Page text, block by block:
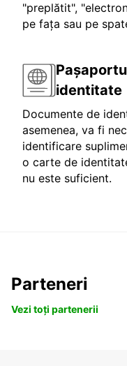
"preplătit",
pe fața sau pe
identitate
Documente de
asemenea, va fi
identificare
o carte de
nu este suficient.
Parteneri
Vezi toți partenerii